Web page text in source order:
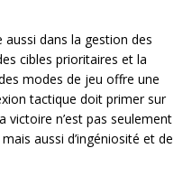
aussi dans la gestion des
cibles prioritaires et la
modes de jeu offre une
tactique doit primer sur
victoire n’est pas seulement
aussi d’ingéniosité et de